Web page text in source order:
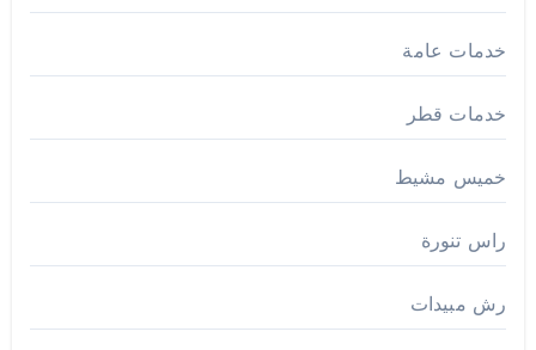
خدمات عامة
خدمات قطر
خميس مشيط
راس تنورة
رش مبيدات